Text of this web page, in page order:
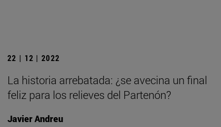
22 | 12 | 2022
La historia arrebatada: ¿se avecina un final
feliz para los relieves del Partenón?
Javier Andreu